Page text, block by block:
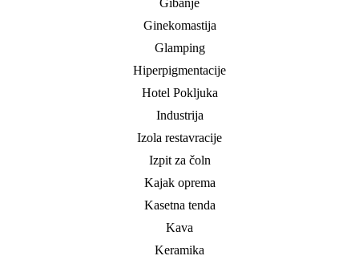
Gibanje
Ginekomastija
Glamping
Hiperpigmentacije
Hotel Pokljuka
Industrija
Izola restavracije
Izpit za čoln
Kajak oprema
Kasetna tenda
Kava
Keramika